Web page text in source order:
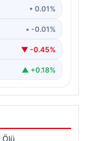
• 0.01%
• -0.01%
▼ -0.45%
▲ +0.18%
Ölü